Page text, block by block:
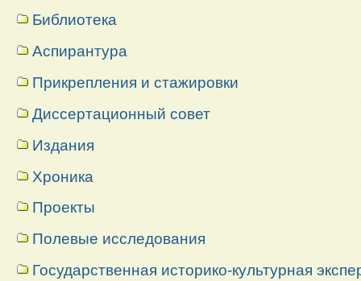
Библиотека
Аспирантура
Прикрепления и стажировки
Диссертационный совет
Издания
Хроника
Проекты
Полевые исследования
Государственная историко-культурная